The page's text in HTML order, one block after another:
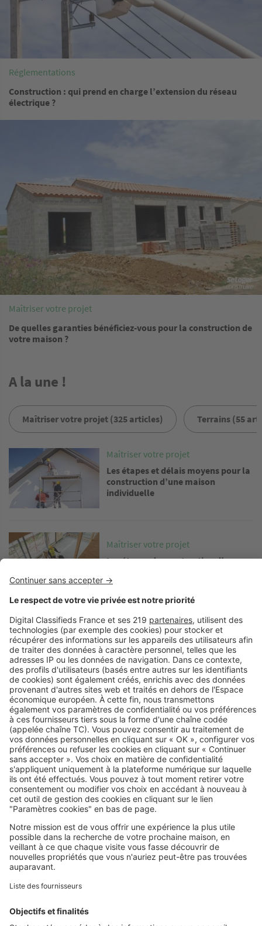
Réglementations
Construction : qui prend en charge l’extension du réseau
électrique ?
Maîtriser votre projet
De quelles garanties bénéficiez-vous pour la construction de
votre maison ?
A la une !
Maîtriser votre projet (325 articles) Terrains (55
Maîtriser votre projet
Les étapes et délais moyens pour la
construction d’une maison
individuelle
Image
Maîtriser votre projet
Les étapes de construction d’une
Image
Maîtriser votre projet
Combien coûte la construction
d’une maison de 150 m² ?
Image
Maîtriser votre projet
Aménagements extérieurs : quand
demander un permis de construire ?
Image
Maîtriser votre projet
À quoi sert un contrôleur technique
sur un chantier ?
Prolonger votre recherche